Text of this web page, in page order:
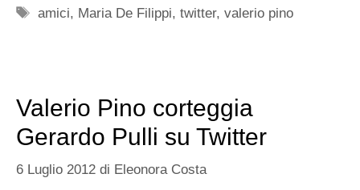
Tag
amici, Maria De Filippi,twitter,valerio pino
Valerio Pino corteggia
Gerardo Pulli su Twitter
6 Luglio 2012 di Eleonora Costa